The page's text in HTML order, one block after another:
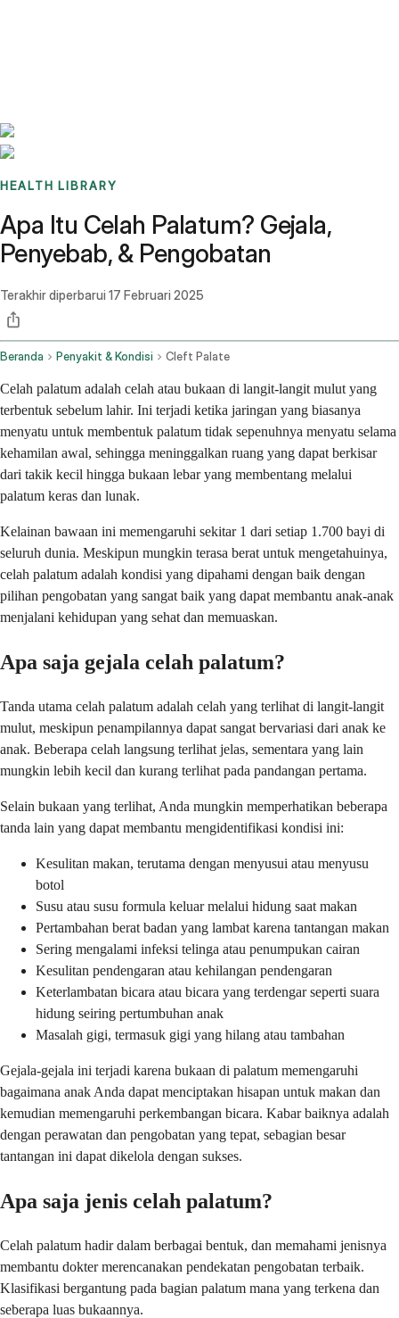
HEALTH LIBRARY
Apa Itu Celah Palatum? Gejala,
Penyebab, & Pengobatan
Terakhir diperbarui 17 Februari 2025
Beranda Penyakit & Kondisi Cleft Palate
Celah palatum adalah celah atau bukaan di langit-langit mulut yang
terbentuk sebelum lahir. Ini terjadi ketika jaringan yang biasanya
menyatu untuk membentuk palatum tidak sepenuhnya menyatu selama
kehamilan awal, sehingga meninggalkan ruang yang dapat berkisar
dari takik kecil hingga bukaan lebar yang membentang melalui
palatum keras dan lunak.
Kelainan bawaan ini memengaruhi sekitar 1 dari setiap 1.700 bayi di
seluruh dunia. Meskipun mungkin terasa berat untuk mengetahuinya,
celah palatum adalah kondisi yang dipahami dengan baik dengan
pilihan pengobatan yang sangat baik yang dapat membantu anak-anak
menjalani kehidupan yang sehat dan memuaskan.
Apa saja gejala celah palatum?
Tanda utama celah palatum adalah celah yang terlihat di langit-langit
mulut, meskipun penampilannya dapat sangat bervariasi dari anak ke
anak. Beberapa celah langsung terlihat jelas, sementara yang lain
mungkin lebih kecil dan kurang terlihat pada pandangan pertama.
Selain bukaan yang terlihat, Anda mungkin memperhatikan beberapa
tanda lain yang dapat membantu mengidentifikasi kondisi ini:
Kesulitan makan, terutama dengan menyusui atau menyusu
botol
Susu atau susu formula keluar melalui hidung saat makan
Pertambahan berat badan yang lambat karena tantangan makan
Sering mengalami infeksi telinga atau penumpukan cairan
Kesulitan pendengaran atau kehilangan pendengaran
Keterlambatan bicara atau bicara yang terdengar seperti suara
hidung seiring pertumbuhan anak
Masalah gigi, termasuk gigi yang hilang atau tambahan
Gejala-gejala ini terjadi karena bukaan di palatum memengaruhi
bagaimana anak Anda dapat menciptakan hisapan untuk makan dan
kemudian memengaruhi perkembangan bicara. Kabar baiknya adalah
dengan perawatan dan pengobatan yang tepat, sebagian besar
tantangan ini dapat dikelola dengan sukses.
Apa saja jenis celah palatum?
Celah palatum hadir dalam berbagai bentuk, dan memahami jenisnya
membantu dokter merencanakan pendekatan pengobatan terbaik.
Klasifikasi bergantung pada bagian palatum mana yang terkena dan
seberapa luas bukaannya.